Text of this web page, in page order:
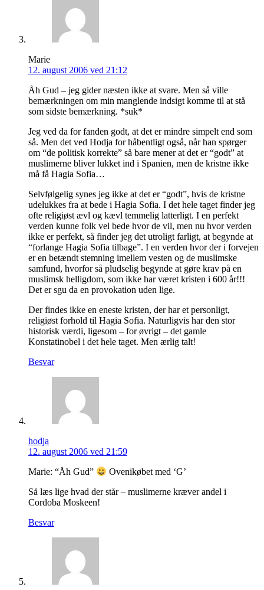
Marie
12. august 2006 ved 21:12
Åh Gud – jeg gider næsten ikke at svare. Men så ville
bemærkningen om min manglende indsigt komme til at stå
som sidste bemærkning. *suk*
Jeg ved da for fanden godt, at det er mindre simpelt end som
så. Men det ved Hodja for håbentligt også, når han spørger
om “de politisk korrekte” så bare mener at det er “godt” at
muslimerne bliver lukket ind i Spanien, men de kristne ikke
må få Hagia Sofia…
Selvfølgelig synes jeg ikke at det er “godt”, hvis de kristne
udelukkes fra at bede i Hagia Sofia. I det hele taget finder jeg
ofte religiøst ævl og kævl temmelig latterligt. I en perfekt
verden kunne folk vel bede hvor de vil, men nu hvor verden
ikke er perfekt, så finder jeg det utroligt farligt, at begynde at
“forlange Hagia Sofia tilbage”. I en verden hvor der i forvejen
er en betændt stemning imellem vesten og de muslimske
samfund, hvorfor så pludselig begynde at gøre krav på en
muslimsk helligdom, som ikke har været kristen i 600 år!!!
Det er sgu da en provokation uden lige.
Der findes ikke en eneste kristen, der har et personligt,
religiøst forhold til Hagia Sofia. Naturligvis har den stor
historisk værdi, ligesom – for øvrigt – det gamle
Konstatinobel i det hele taget. Men ærlig talt!
Besvar
hodja
12. august 2006 ved 21:59
Marie: “Åh Gud”
Ovenikøbet med ‘G’
Så læs lige hvad der står – muslimerne kræver andel i
Cordoba Moskeen!
Besvar